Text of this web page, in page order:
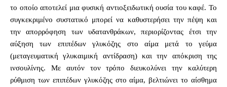
το οποίο αποτελεί μια φυσική αντιοξειδωτική ουσία του καφέ. Το
συγκεκριμένο συστατικό μπορεί να καθυστερήσει την πέψη και
την απορρόφηση των υδατανθράκων, περιορίζοντας έτσι την
αύξηση των επιπέδων γλυκόζης στο αίμα μετά το γεύμα
(μεταγευματική γλυκαιμική αντίδραση) και την απόκριση της
ινσουλίνης. Με αυτόν τον τρόπο διευκολύνει την καλύτερη
ρύθμιση των επιπέδων γλυκόζης στο αίμα, βελτιώνει το αίσθημα